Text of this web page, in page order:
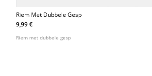
Riem Met Dubbele Gesp
9,99 €
Riem met dubbele gesp